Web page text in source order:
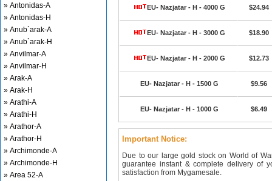
» Antonidas-A
» Antonidas-H
» Anub`arak-A
» Anub`arak-H
» Anvilmar-A
» Anvilmar-H
» Arak-A
» Arak-H
» Arathi-A
» Arathi-H
» Arathor-A
» Arathor-H
» Archimonde-A
» Archimonde-H
» Area 52-A
EU- Nazjatar - H - 4000 G $24.94
EU- Nazjatar - H - 3000 G $18.90
EU- Nazjatar - H - 2000 G $12.73
EU- Nazjatar - H - 1500 G $9.56
EU- Nazjatar - H - 1000 G $6.49
Important Notice:
Due to our large gold stock on World of
guarantee instant & complete delivery of
satisfaction from Mygamesale.